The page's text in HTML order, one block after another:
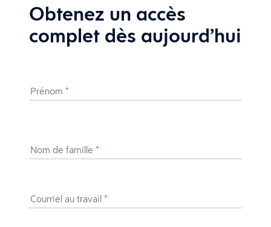
Obtenez un accès
complet dès aujourd’hui
Prénom *
Nom de famille *
Courriel au travail *